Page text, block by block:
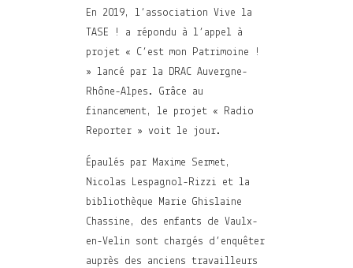
En 2019, l’association Vive la
TASE ! a répondu à l’appel à
projet « C’est mon Patrimoine !
» lancé par la DRAC Auvergne-
Rhône-Alpes. Grâce au
financement, le projet « Radio
Reporter » voit le jour.
Épaulés par Maxime Sermet,
Nicolas Lespagnol-Rizzi et la
bibliothèque Marie Ghislaine
Chassine, des enfants de Vaulx-
en-Velin sont chargés d’enquêter
auprès des anciens travailleurs